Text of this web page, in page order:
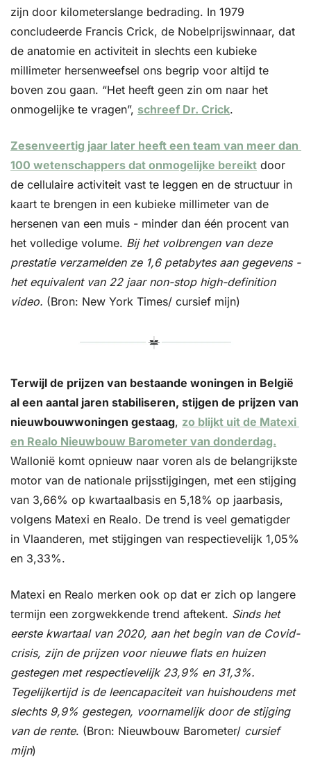
zijn door kilometerslange bedrading. In 1979
concludeerde Francis Crick, de Nobelprijswinnaar, dat
de anatomie en activiteit in slechts een kubieke
millimeter hersenweefsel ons begrip voor altijd te
boven zou gaan. “Het heeft geen zin om naar het
onmogelijke te vragen”, schreef Dr. Crick.
Zesenveertig jaar later heeft een team van meer dan
100 wetenschappers dat onmogelijke bereikt door
de cellulaire activiteit vast te leggen en de structuur in
kaart te brengen in een kubieke millimeter van de
hersenen van een muis - minder dan één procent van
het volledige volume. Bij het volbrengen van deze
prestatie verzamelden ze 1,6 petabytes aan gegevens -
het equivalent van 22 jaar non-stop high-definition
video. (Bron: New York Times/ cursief mijn)
Terwijl de prijzen van bestaande woningen in België
al een aantal jaren stabiliseren, stijgen de prijzen van
nieuwbouwwoningen gestaag, zo blijkt uit de Matexi
en Realo Nieuwbouw Barometer van donderdag.
Wallonië komt opnieuw naar voren als de belangrijkste
motor van de nationale prijsstijgingen, met een stijging
van 3,66% op kwartaalbasis en 5,18% op jaarbasis,
volgens Matexi en Realo. De trend is veel gematigder
in Vlaanderen, met stijgingen van respectievelijk 1,05%
en 3,33%.
Matexi en Realo merken ook op dat er zich op langere
termijn een zorgwekkende trend aftekent. Sinds het
eerste kwartaal van 2020, aan het begin van de Covid-
crisis, zijn de prijzen voor nieuwe flats en huizen
gestegen met respectievelijk 23,9% en 31,3%.
Tegelijkertijd is de leencapaciteit van huishoudens met
slechts 9,9% gestegen, voornamelijk door de stijging
van de rente. (Bron: Nieuwbouw Barometer/ cursief
mijn)